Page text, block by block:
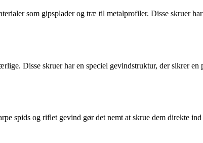
som gipsplader og træ til metalprofiler. Disse skruer
Disse skruer har en speciel gevindstruktur, der sikrer
spids og riflet gevind gør det nemt at skrue dem direkte